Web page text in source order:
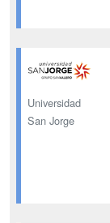
Universidad
San Jorge